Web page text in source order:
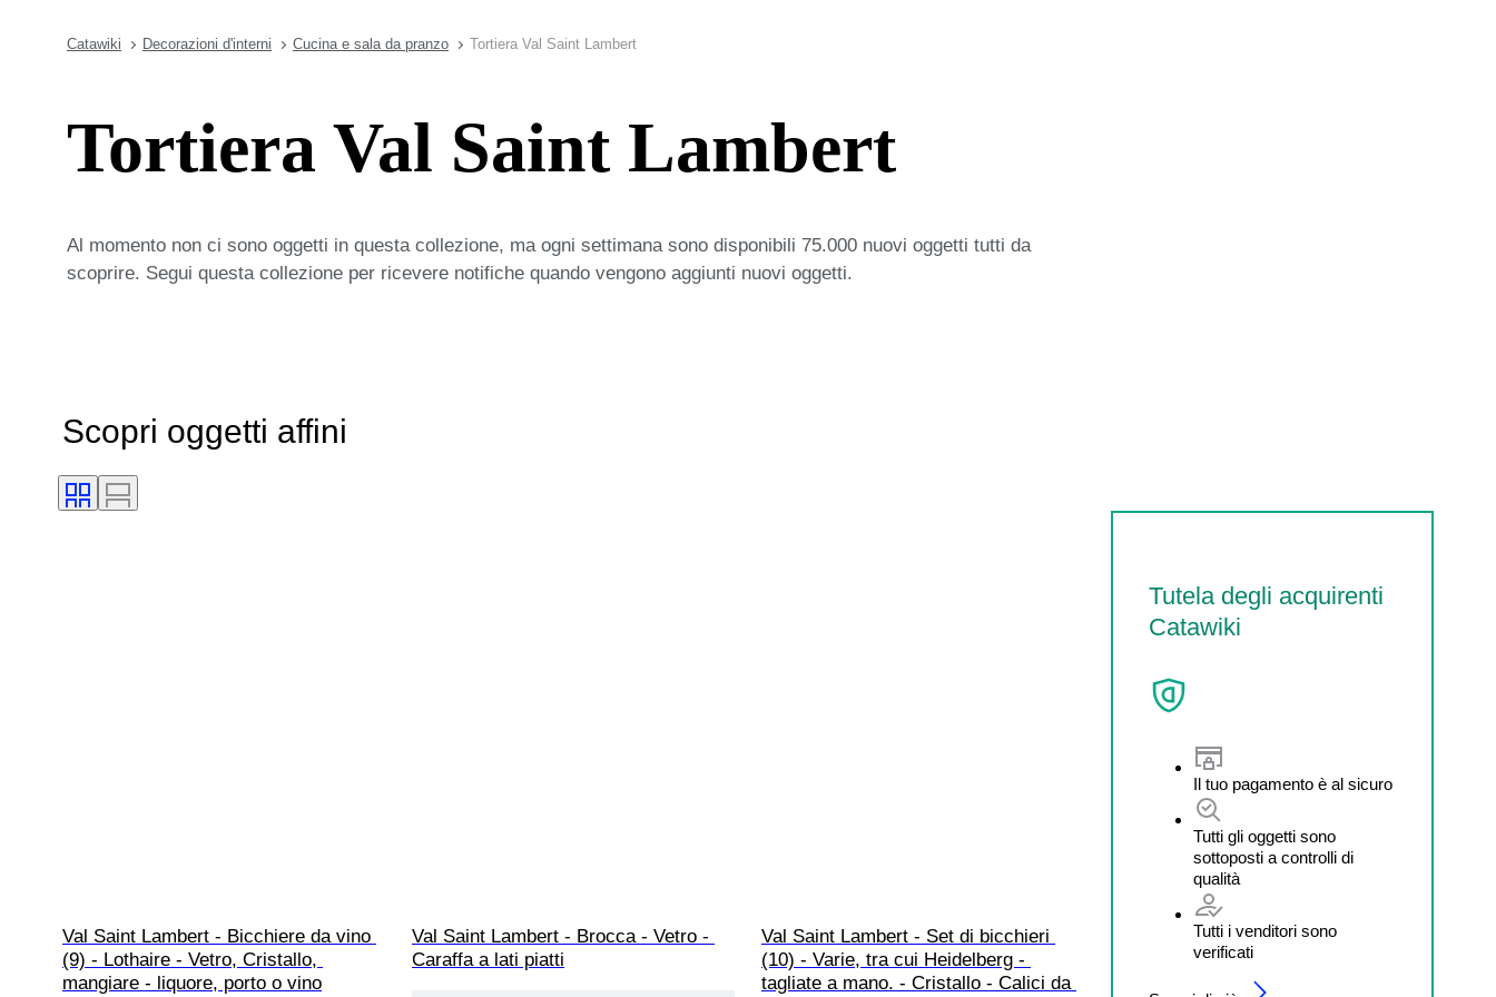
Catawiki Decorazioni d'interni Cucina e sala da pranzo Tortiera Val Saint Lambert
Tortiera Val Saint Lambert
Al momento non ci sono oggetti in questa collezione, ma ogni settimana sono disponibili 75.000 nuovi oggetti tutti da
scoprire. Segui questa collezione per ricevere notifiche quando vengono aggiunti nuovi oggetti.
Scopri oggetti affini
Tutela degli acquirenti
Catawiki
Il tuo pagamento è al sicuro
Tutti gli oggetti sono
sottoposti a controlli di
qualità
Tutti i venditori sono
verificati
Val Saint Lambert - Bicchiere da vino
(9) - Lothaire - Vetro, Cristallo,
mangiare - liquore, porto o vino
Val Saint Lambert - Brocca - Vetro -
Caraffa a lati piatti
Val Saint Lambert - Set di bicchieri
(10) - Varie, tra cui Heidelberg -
tagliate a mano. - Cristallo - Calici da